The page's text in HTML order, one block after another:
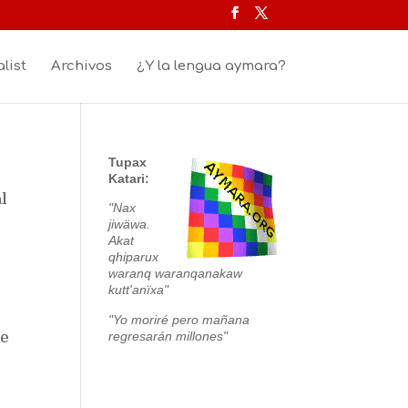
Archivos ¿Y la lengua aymara?
Tupax
Katari:
"Nax
jiwäwa.
Akat
qhiparux
waranq waranqanakaw
kutt'anïxa"
"Yo moriré pero mañana
regresarán millones"